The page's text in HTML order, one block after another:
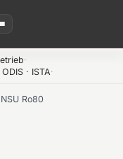
·
· ISTA·
NSU Ro80